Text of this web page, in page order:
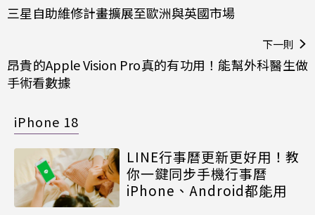
三星自助維修計畫擴展至歐洲與英國市場
下一則
昂貴的Apple Vision Pro真的有功用！能幫外科醫生做
手術看數據
iPhone 18
LINE行事曆更新更好用！教
你一鍵同步手機行事曆
iPhone、Android都能用